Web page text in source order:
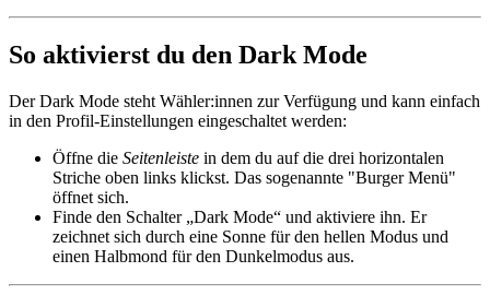
So aktivierst du den Dark Mode
Der Dark Mode steht Wähler:innen zur Verfügung und kann einfach
in den Profil-Einstellungen eingeschaltet werden:
Öffne die Seitenleiste in dem du auf die drei horizontalen
Striche oben links klickst. Das sogenannte "Burger Menü"
öffnet sich.
Finde den Schalter „Dark Mode“ und aktiviere ihn. Er
zeichnet sich durch eine Sonne für den hellen Modus und
einen Halbmond für den Dunkelmodus aus.